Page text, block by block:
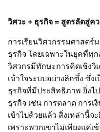
วิศวะ + ธุรกิจ = สูตรลัดสู่ค
การเรียนวิศวกรรมศาสตร์
ธุรกิจ โดยเฉพาะในยุคที่ทุ
วิศวกรมีทักษะการคิดเชิงวิ
เข้าใจระบบอย่างลึกซึ้ง ซึ่
ธุรกิจที่มีประสิทธิภาพ ยิ่งไ
ธุรกิจ เช่น การตลาด การเ
เข้าไปด้วยแล้ว สิ่งเหล่านี้จะ
เพราะพวกเขาไม่เพียงแค่